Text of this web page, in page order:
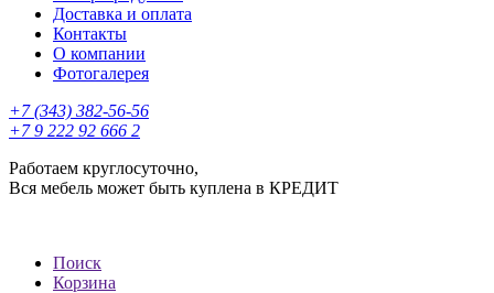
Доставка и оплата
Контакты
О компании
Фотогалерея
+7 (343) 382-56-56
+7 9 222 92 666 2
Работаем круглосуточно,
Вся мебель может быть куплена в КРЕДИТ
Поиск
Корзина